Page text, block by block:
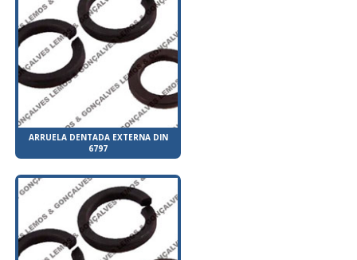
ARRUELA DENTADA EXTERNA DIN
6797